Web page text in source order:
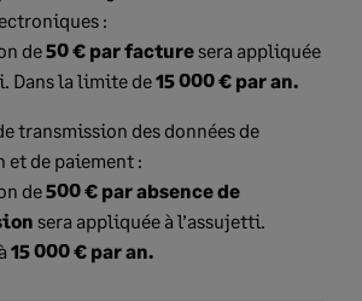
:
de50 € par facturesera appliquée
Dans la limite de15 000 € par an.
transmission des données de
et de paiement :
de500 € par absence de
sera appliquée à l’assujetti.
15 000 € par an.